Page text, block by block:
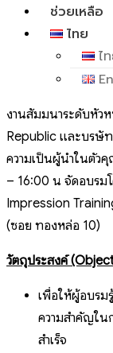
ช่วยเหลือ
ไทย
ไ
งานสัมมนาระดับหัว
Republic และบริษั
ความเป็นผู้นำในตัว
– 16:00 น จัดอบรม
Impression
(ซอย ทองหล่อ 10)
วัตถุประสงค์
เพื่อให้ผู้อบรม
ความสำคัญใน
สำเร็จ